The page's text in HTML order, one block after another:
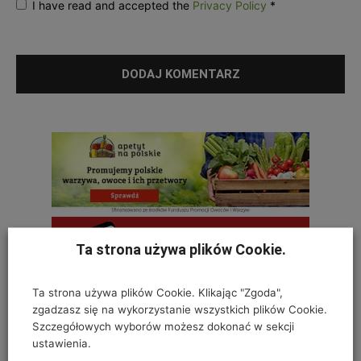
I have read and accepted the Privacy Policy *
OSTATNIE KOMENTARZE
Ta strona używa plików Cookie.
Ta strona używa plików Cookie. Klikając "Zgoda",
zgadzasz się na wykorzystanie wszystkich plików Cookie.
Szczegółowych wyborów możesz dokonać w sekcji
ustawienia.